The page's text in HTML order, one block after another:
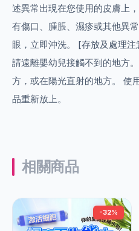
述異常出現在您使用的皮膚上
有傷口、腫脹、濕疹或其他異
眼，立即沖洗。 [存放及處理
請遠離嬰幼兒接觸不到的地方
方，或在陽光直射的地方。 使
品重新放上。
相關商品
-32%